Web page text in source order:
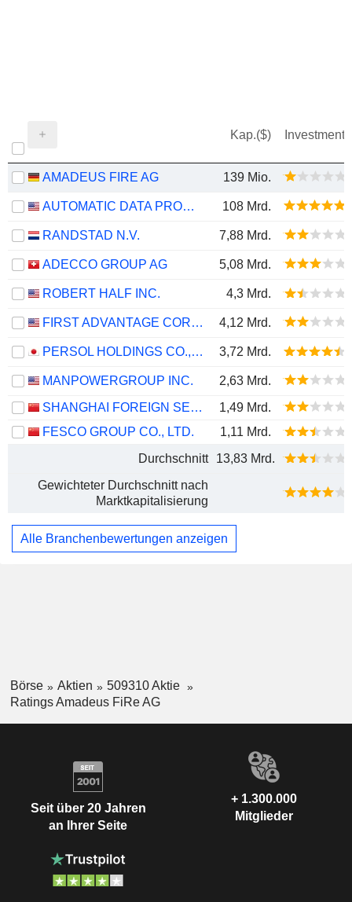
Kap.($) Investment
AMADEUS FIRE AG 139 Mio.
AUTOMATIC DATA PROCESSING, INC. 108 Mrd.
RANDSTAD N.V. 7,88 Mrd.
ADECCO GROUP AG 5,08 Mrd.
ROBERT HALF INC. 4,3 Mrd.
FIRST ADVANTAGE CORPORATION 4,12 Mrd.
PERSOL HOLDINGS CO.,LTD. 3,72 Mrd.
MANPOWERGROUP INC.
2,63 Mrd.
SHANGHAI FOREIGN SERVICE HOLDING GROUP CO., LTD.
1,49 Mrd.
FESCO GROUP CO., LTD.
1,11 Mrd.
Durchschnitt
13,83 Mrd.
Gewichteter Durchschnitt nach
Marktkapitalisierung
Alle Branchenbewertungen anzeigen
Börse Aktien
509310 Aktie
Ratings Amadeus FiRe AG
Seit über 20 Jahren
an Ihrer Seite
+ 1.300.000
Mitglieder